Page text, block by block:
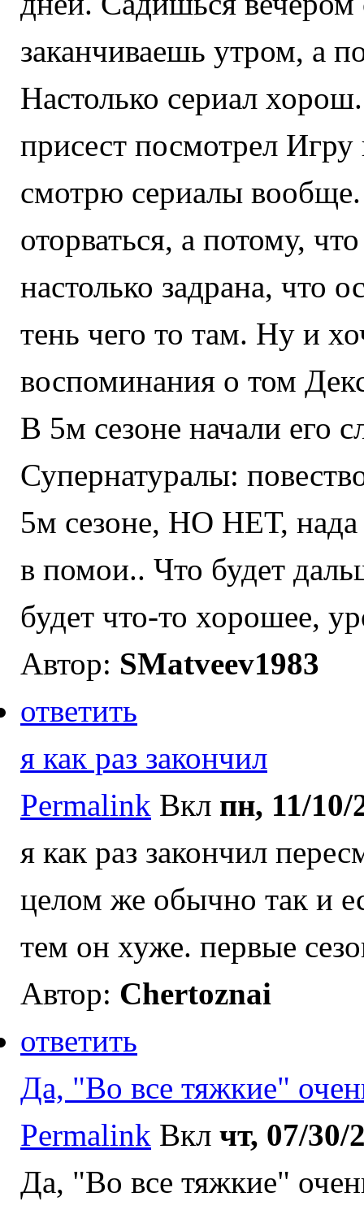
заканчиваешь утром, а
Настолько сериал
присест посмотрел
смотрю сериалы
оторваться, а потому,
настолько задрана, что
тень чего то там. Ну и
воспоминания о том
В 5м сезоне начали его
Супернатуралы:
5м сезоне, НО НЕТ, нада
в помои.. Что будет
будет что-то хорошее,
Автор: SMatveev1983
ответить
я как раз закончил
Permalink Вкл пн, 11/10/
я как раз закончил
целом же обычно так и
тем он хуже. первые
Автор: Chertoznai
ответить
Да, "Во все тяжкие"
Permalink Вкл чт, 07/30/
Да, "Во все тяжкие"